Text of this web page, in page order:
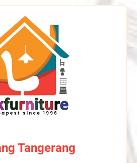
Tangerang